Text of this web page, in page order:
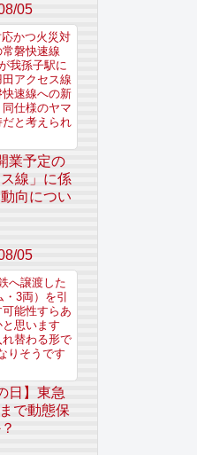
05
応かつ火災対
磐快速線
我孫子駅に
アクセス線
速線への新
仕様のヤマ
と考えられ
業予定の
ス線」に係
向につい
05
へ譲渡した
3両）を引
能性すらあ
思います
替わる形で
りそうです
日】東急
で動態保